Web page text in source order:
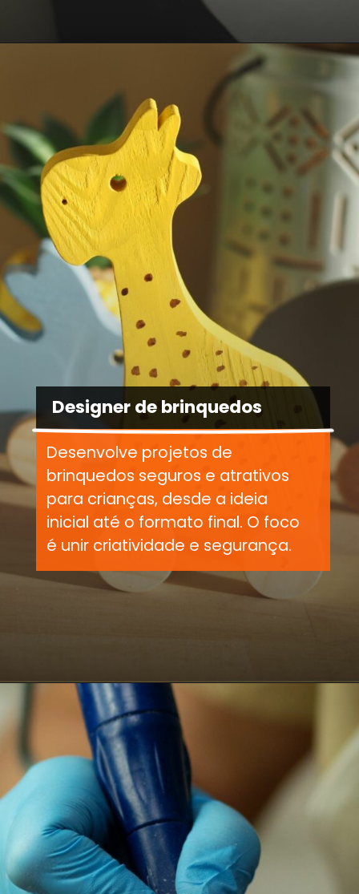
Designer de brinquedos
Desenvolve projetos de
brinquedos seguros e atrativos
para crianças, desde a ideia
inicial até o formato final. O foco
é unir criatividade e segurança.